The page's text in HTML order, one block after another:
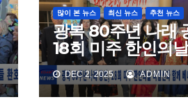
많이 본 뉴스 최신 뉴스 추천 뉴스
광복 80주년 나래
18회 미주 한인의
셉션과 함께 베나
홀 가득 메워
DEC 2, 2025 ADMIN